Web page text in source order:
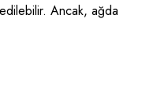
Ancak, ağda